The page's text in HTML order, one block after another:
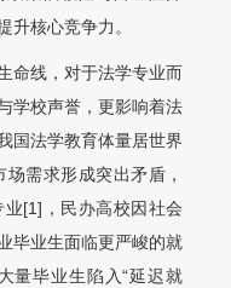
升核心竞争力。
命线，对于法学专业而
学校声誉，更影响着法
国法学教育体量居世界
需求形成突出矛盾，
[1]，民办高校因社会
毕业生面临更严峻的就
量毕业生陷入“延迟就